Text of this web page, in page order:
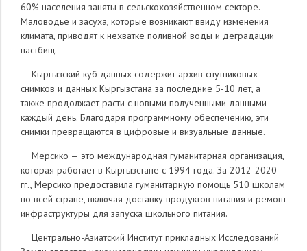
60% населения заняты в сельскохозяйственном секторе.
Маловодье и засуха, которые возникают ввиду изменения
климата, приводят к нехватке поливной воды и деградации
пастбищ.
Кыргызский куб данных содержит архив спутниковых
снимков и данных Кыргызстана за последние 5-10 лет, а
также продолжает расти с новыми полученными данными
каждый день. Благодаря программному обеспечению, эти
снимки превращаются в цифровые и визуальные данные.
Мерсико — это международная гуманитарная организация,
которая работает в Кыргызстане с 1994 года. За 2012-2020
гг., Мерсико предоставила гуманитарную помощь 510 школам
по всей стране, включая доставку продуктов питания и ремонт
инфраструктуры для запуска школьного питания.
Центрально-Азиатский Институт прикладных Исследований